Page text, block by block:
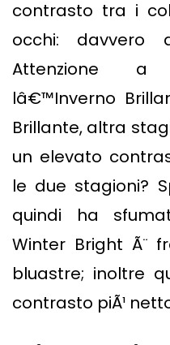
contrasto tra i
occhi: davvero
Attenzione a
lâ€™Inverno
Brillante, altra
un elevato
le due stagioni?
quindi ha
Winter Bright Ã¨
bluastre; inoltre
contrasto piÃ¹